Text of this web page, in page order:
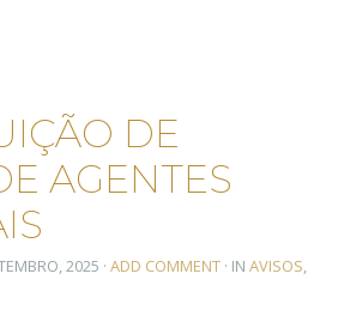
DE
AGENTES
2025 · ADD COMMENT · IN AVISOS